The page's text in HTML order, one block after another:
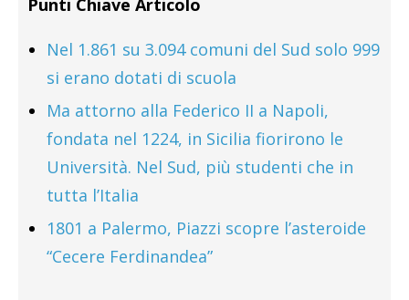
Punti Chiave Articolo
Nel 1.861 su 3.094 comuni del Sud solo 999
si erano dotati di scuola
Ma attorno alla Federico II a Napoli,
fondata nel 1224, in Sicilia fiorirono le
Università. Nel Sud, più studenti che in
tutta l’Italia
1801 a Palermo, Piazzi scopre l’asteroide
“Cecere Ferdinandea”